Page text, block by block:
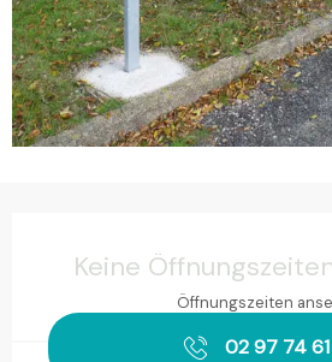
Keine
Öffnungszeiten
02 97 74